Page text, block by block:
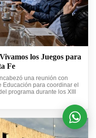
los Juegos para
Fe
una reunión con
Educación para coordinar el
programa durante los XIII